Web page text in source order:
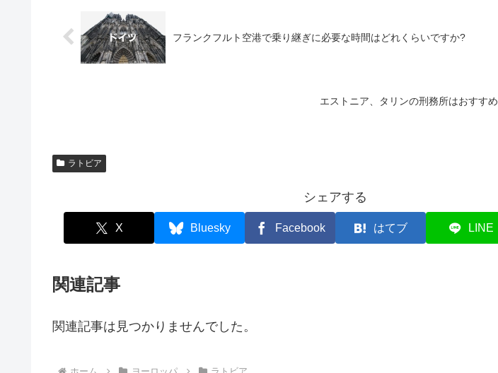
フランクフルト空港で乗り継ぎに必要な時間はどれくらいですか?
エストニア、タリンの刑務所はおすすめ
ラトビア
シェアする
X Bluesky Facebook はてブ LINE
関連記事
関連記事は見つかりませんでした。